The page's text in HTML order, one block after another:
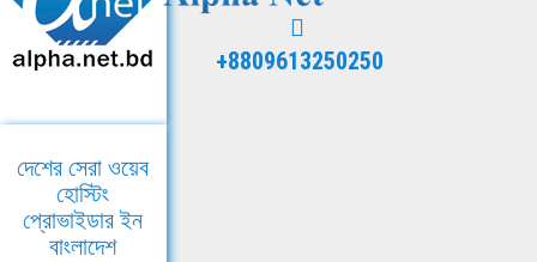
+8809613250250
দেশের সেরা ওয়েব
হোস্টিং
প্রোভাইডার ইন
বাংলাদেশ